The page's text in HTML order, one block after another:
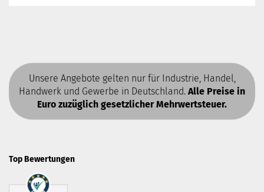
Unsere Angebote gelten nur für Industrie, Handel,
Handwerk und Gewerbe in Deutschland. Alle Preise in
Euro zuzüglich gesetzlicher Mehrwertsteuer.
Top Bewertungen